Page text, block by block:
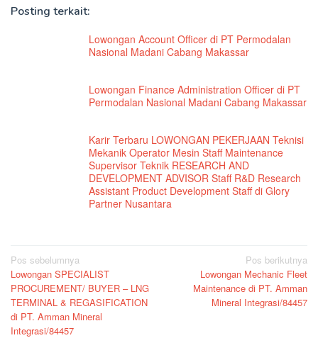
Posting terkait:
Lowongan Account Officer di PT Permodalan
Nasional Madani Cabang Makassar
Lowongan Finance Administration Officer di PT
Permodalan Nasional Madani Cabang Makassar
Karir Terbaru LOWONGAN PEKERJAAN Teknisi
Mekanik Operator Mesin Staff Maintenance
Supervisor Teknik RESEARCH AND
DEVELOPMENT ADVISOR Staff R&D Research
Assistant Product Development Staff di Glory
Partner Nusantara
Navigasi
pos
Pos sebelumnya
Lowongan SPECIALIST
PROCUREMENT/ BUYER – LNG
TERMINAL & REGASIFICATION
di PT. Amman Mineral
Integrasi/84457
Pos berikutnya
Lowongan Mechanic Fleet
Maintenance di PT. Amman
Mineral Integrasi/84457